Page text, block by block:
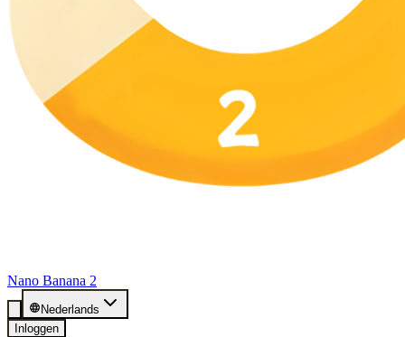
Nano Banana 2
Nederlands
Inloggen